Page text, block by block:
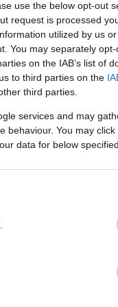
use the below opt-out
request is processed
utilized by us
You may separately
on the IAB’s list of
to third parties on the
third parties.
services and may
behaviour. You may
data for below
eddigi
úgy
City